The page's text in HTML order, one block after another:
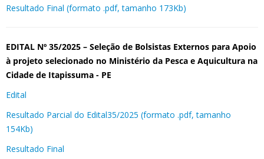
Resultado Final (formato .pdf, tamanho 173Kb)
EDITAL Nº 35/2025 – Seleção de Bolsistas Externos para Apoio
à projeto selecionado no Ministério da Pesca e Aquicultura na
Cidade de Itapissuma - PE
Edital
Resultado Parcial do Edital35/2025 (formato .pdf, tamanho
154Kb)
Resultado Final